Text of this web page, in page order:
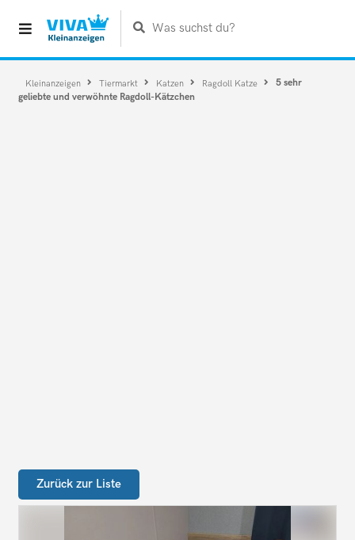
Was suchst du?
Kleinanzeigen Tiermarkt Katzen Ragdoll Katze
5 sehr
geliebte und verwöhnte Ragdoll-Kätzchen
Zurück zur Liste